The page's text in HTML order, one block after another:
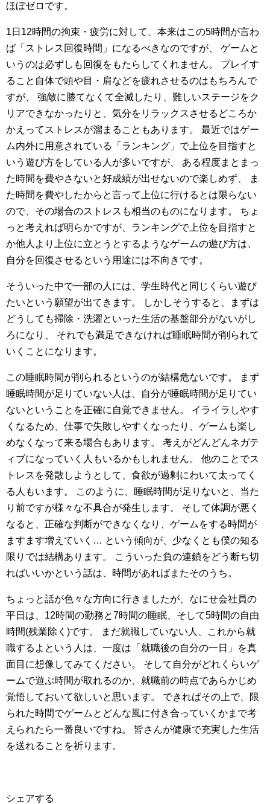
ほぼゼロです。
1日12時間の拘束・疲労に対して、本来はこの5時間が言わ
ば「ストレス回復時間」になるべきなのですが、
ゲームと
いうのは必ずしも回復をもたらしてくれません。
プレイす
ること自体で頭や目・肩などを疲れさせるのはもちろんで
すが、
強敵に勝てなくて全滅したり、難しいステージをク
リアできなかったりと、気分をリラックスさせるどころか
かえってストレスが溜まることもあります。
最近ではゲー
ム内外に用意されている「ランキング」で上位を目指すと
いう遊び方をしている人が多いですが、
ある程度まとまっ
た時間を費やさないと好成績が出せないので楽しめず、
ま
た時間を費やしたからと言って上位に行けるとは限らない
ので、その場合のストレスも相当のものになります。
ちょ
っと考えれば明らかですが、ランキングで上位を目指すと
か他人より上位に立とうとするようなゲームの遊び方は、
自分を回復させるという用途には不向きです。
そういった中で一部の人には、学生時代と同じくらい遊び
たいという願望が出てきます。
しかしそうすると、まずは
どうしても掃除・洗濯といった生活の基盤部分がないがし
ろになり、
それでも満足できなければ睡眠時間が削られて
いくことになります。
この睡眠時間が削られるというのが結構危ないです。
まず
睡眠時間が足りていない人は、自分が睡眠時間が足りてい
ないということを正確に自覚できません。
イライラしやす
くなるため、仕事で失敗しやすくなったり、ゲームも楽し
めなくなって来る場合もあります。
考えがどんどんネガテ
ィブになっていく人もいるかもしれません。
他のことでス
トレスを発散しようとして、食欲が過剰にわいて太ってく
る人もいます。
このように、睡眠時間が足りないと、当た
り前ですが様々な不具合が発生します。
そして体調が悪く
なると、正確な判断ができなくなり、ゲームをする時間が
ますます増えていく… という傾向が、少なくとも僕の知る
限りでは結構あります。
こういった負の連鎖をどう断ち切
ればいいかという話は、時間があればまたそのうち。
ちょっと話が色々な方向に行きましたが、なにせ会社員の
平日は、12時間の勤務と7時間の睡眠、そして5時間の自由
時間(残業除く)です。
まだ就職していない人、これから就
職するよという人は、一度は「就職後の自分の一日」を真
面目に想像してみてください。
そして自分がどれくらいゲ
ームで遊ぶ時間が取れるのか、就職前の時点であらかじめ
覚悟しておいて欲しいと思います。
できればその上で、限
られた時間でゲームとどんな風に付き合っていくかまで考
えられたら一番良いですね。
皆さんが健康で充実した生活
を送れることを祈ります。
シェアする